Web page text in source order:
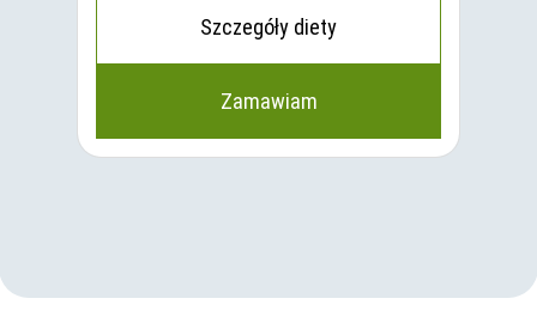
Szczegóły diety
Zamawiam